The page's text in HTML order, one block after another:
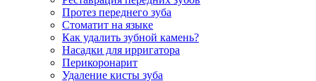
Протез переднего зуба
Стоматит на языке
Как удалить зубной камень?
Насадки для ирригатора
Перикоронарит
Удаление кисты зуба